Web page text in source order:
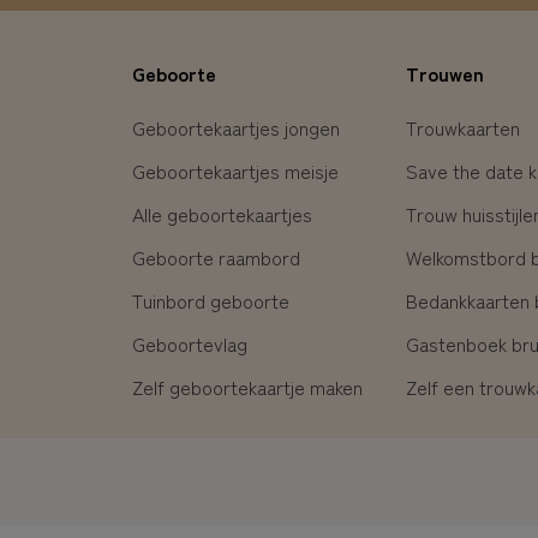
Geboorte
Geboortekaartjes jongen
Geboortekaartjes meisje
Alle geboortekaartjes
Geboorte raambord
Tuinbord geboorte
Geboortevlag
Zelf geboortekaartje maken
Trouwen
Trouwkaarten
Save the date
Trouw
Welkomstbord
Gastenboek
Zelf een